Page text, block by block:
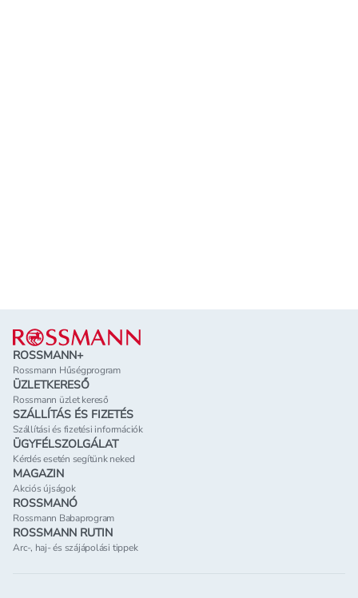
Lábléc
ROSSMANN+
Rossmann Hűségprogram
ÜZLETKERESŐ
Rossmann üzlet kereső
SZÁLLÍTÁS ÉS FIZETÉS
Szállítási és fizetési információk
ÜGYFÉLSZOLGÁLAT
Kérdés esetén segítünk neked
MAGAZIN
Akciós újságok
ROSSMANÓ
Rossmann Babaprogram
ROSSMANN RUTIN
Arc-, haj- és szájápolási tippek